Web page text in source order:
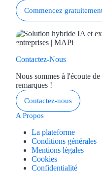
Commencez
Contactez-Nous
Nous sommes à l'écoute
remarques !
Contactez-nous
A Propos
La plateforme
Conditions générales
Mentions légales
Cookies
Confidentialité